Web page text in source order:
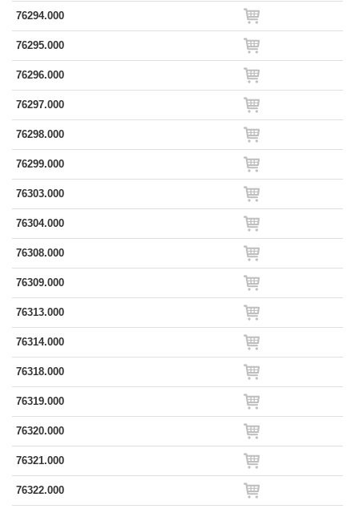
76294.000
76295.000
76296.000
76297.000
76298.000
76299.000
76303.000
76304.000
76308.000
76309.000
76313.000
76314.000
76318.000
76319.000
76320.000
76321.000
76322.000